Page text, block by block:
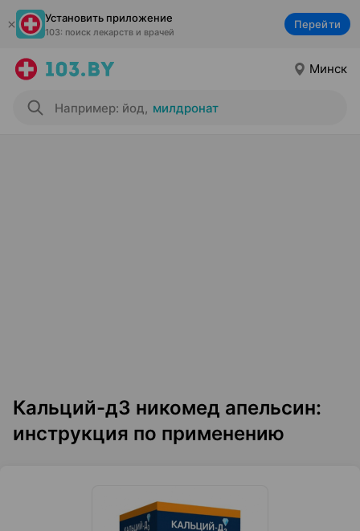
Установить приложение
103: поиск лекарств и врачей
Перейти
Минск
Например: йод, милдронат
Кальций-д3 никомед апельсин:
инструкция по применению